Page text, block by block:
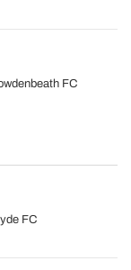
FC
FC